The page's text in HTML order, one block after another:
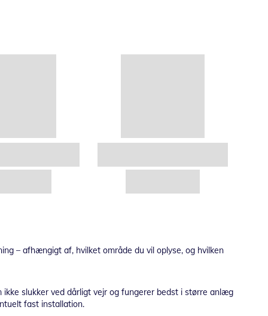
– afhængigt af, hvilket område du vil oplyse, og hvilken
slukker ved dårligt vejr og fungerer bedst i større anlæg
fast installation.